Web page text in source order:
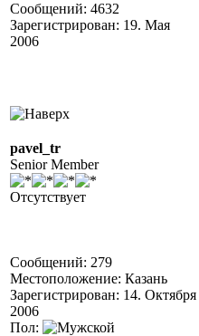
Сообщений: 4632
Зарегистрирован: 19. Мая
2006
pavel_tr
Senior Member
Отсутствует
Сообщений: 279
Местоположение: Казань
Зарегистрирован: 14. Октября
2006
Пол: